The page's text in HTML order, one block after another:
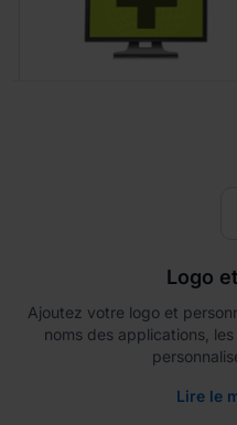
Logo
Ajoutez votre logo et
noms des applications,
Lire le